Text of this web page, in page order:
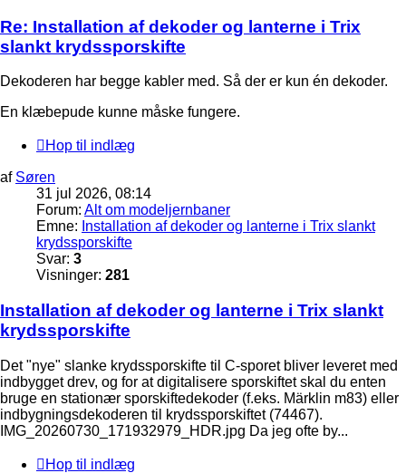
Re: Installation af dekoder og lanterne i Trix
slankt krydssporskifte
Dekoderen har begge kabler med. Så der er kun én dekoder.
En klæbepude kunne måske fungere.
Hop til indlæg
af Søren
31 jul 2026, 08:14
Forum: Alt om modeljernbaner
Emne: Installation af dekoder og lanterne i Trix slankt
krydssporskifte
Svar: 3
Visninger: 281
Installation af dekoder og lanterne i Trix slankt
krydssporskifte
Det "nye" slanke krydssporskifte til C-sporet bliver leveret med
indbygget drev, og for at digitalisere sporskiftet skal du enten
bruge en stationær sporskiftedekoder (f.eks. Märklin m83) eller
indbygningsdekoderen til krydssporskiftet (74467).
IMG_20260730_171932979_HDR.jpg Da jeg ofte by...
Hop til indlæg